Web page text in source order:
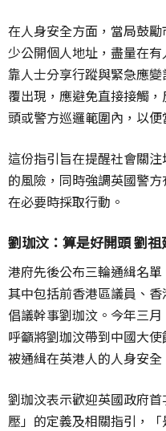
在人身安全方面，當局鼓
少公開個人地址，盡量在
靠人士分享行蹤與緊急應
覆出現，應避免直接接觸
頭或警方巡邏範圍內，以便
這份指引旨在提醒社會關
的風險，同時強調英國警
在必要時採取行動。
劉珈汶：算是好開頭 劉
港府先後公布三輪通緝名
其中包括前香港區議員、
倡議幹事劉珈汶。今年三
呼籲將劉珈汶帶到中國大
被通緝在英港人的人身安全
劉珈汶表示歡迎英國政府
壓」的定義及相關指引，